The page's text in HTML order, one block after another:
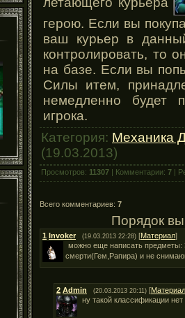
герою. Если вы
ваш курьер в
контролировать, то
на базе. Если вы
Силы итем,
немедленно будет
игрока.
Категория: Механика
(19.03.2013)
Просмотров: 11307 | Комментарии: 7 |
Всего комментариев: 7
Порядок
1 Invoker (19.03.2013 22:28) [Материал]
можно еще написать
смерти(Гем,Рапира) и не
2 Admin (20.03.2013 20:11) [Материал
ну такой классификации